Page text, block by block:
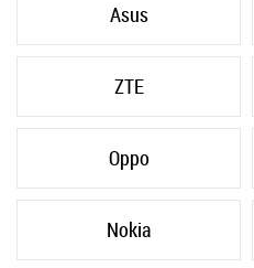
Asus
ZTE
Oppo
Nokia